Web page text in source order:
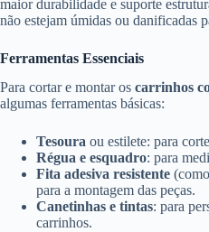
maior durabilidade e suporte
não estejam úmidas ou danificadas
Ferramentas Essenciais
Para cortar e montar os carrinhos
algumas ferramentas básicas:
Tesoura ou estilete: para
Régua e esquadro: para
Fita adesiva resistente
para a montagem das peças.
Canetinhas e tintas: para
carrinhos.